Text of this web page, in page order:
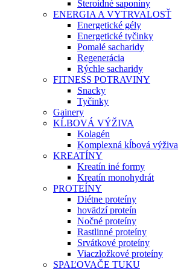
Steroidné saponíny
ENERGIA A VYTRVALOSŤ
Energetické gély
Energetické tyčinky
Pomalé sacharidy
Regenerácia
Rýchle sacharidy
FITNESS POTRAVINY
Snacky
Tyčinky
Gainery
KĹBOVÁ VÝŽIVA
Kolagén
Komplexná kĺbová výživa
KREATÍNY
Kreatín iné formy
Kreatín monohydrát
PROTEÍNY
Diétne proteíny
hovädzí proteín
Nočné proteíny
Rastlinné proteíny
Srvátkové proteíny
Viaczložkové proteíny
SPAĽOVAČE TUKU